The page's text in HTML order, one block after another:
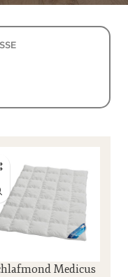
Medicus